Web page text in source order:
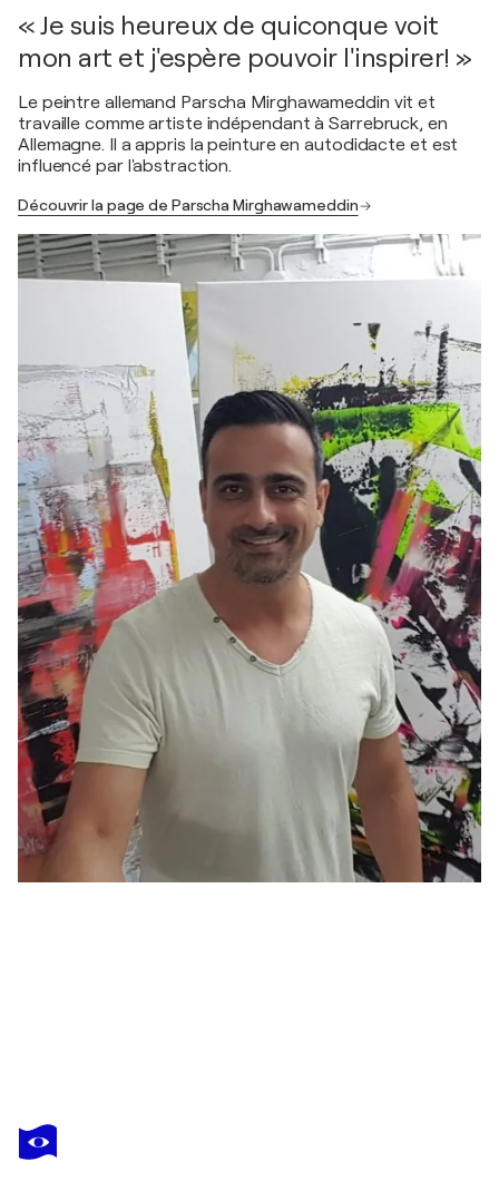
« Je suis heureux de quiconque voit
mon art et j'espère pouvoir l'inspirer! »
Le peintre allemand Parscha Mirghawameddin vit et
travaille comme artiste indépendant à Sarrebruck, en
Allemagne. Il a appris la peinture en autodidacte et est
influencé par l'abstraction.
Découvrir la page de Parscha Mirghawameddin
PARSCHA
MIRGHAWAMEDDIN